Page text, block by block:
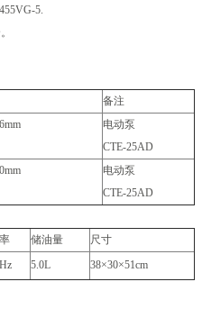
5.
备注
电动泵
CTE-25AD
电动泵
CTE-25AD
储油量
尺寸
5.0L 38×30×51cm